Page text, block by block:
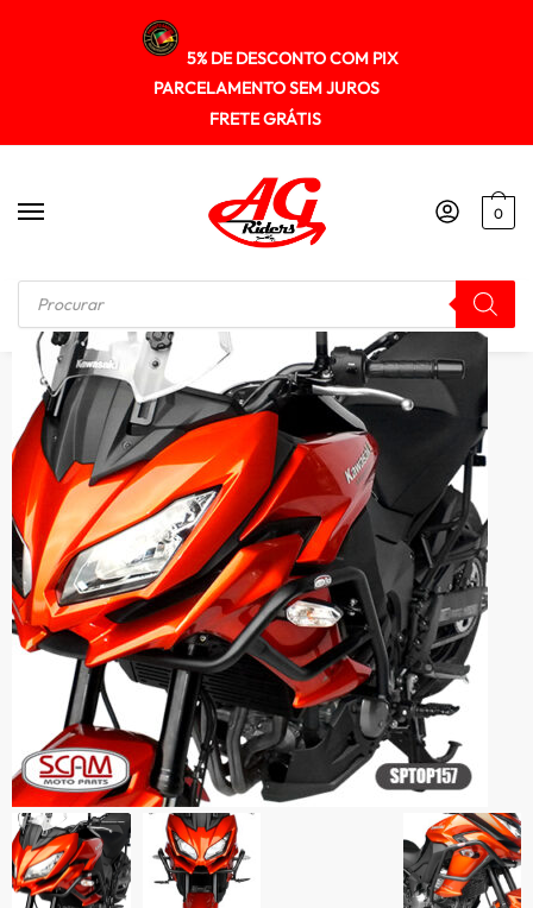
5% DE DESCONTO COM PIX
PARCELAMENTO SEM JUROS
FRETE GRÁTIS
0
Início / PROTETOR DE MOTOR DE CARENAGENS Protetor Motor Carenagem Sptop157 Versys1000 Tourer 2015-19